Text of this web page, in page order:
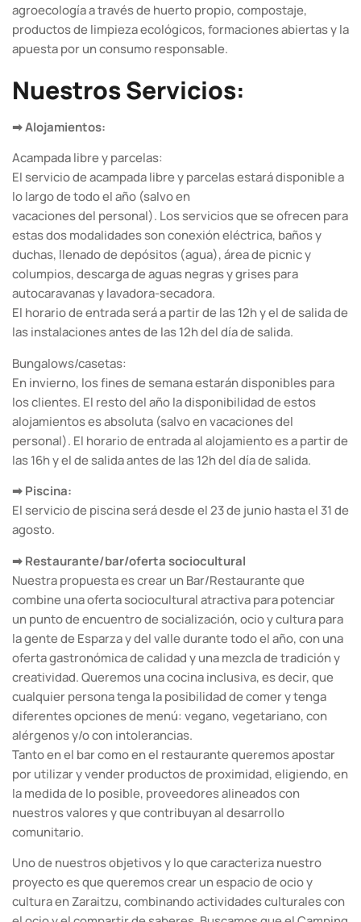
agroecología a través de huerto propio, compostaje,
productos de limpieza ecológicos, formaciones abiertas y la
apuesta por un consumo responsable.
Nuestros Servicios:
➡ Alojamientos:
Acampada libre y parcelas:
El servicio de acampada libre y parcelas estará disponible a
lo largo de todo el año (salvo en
vacaciones del personal). Los servicios que se ofrecen para
estas dos modalidades son conexión eléctrica, baños y
duchas, llenado de depósitos (agua), área de picnic y
columpios, descarga de aguas negras y grises para
autocaravanas y lavadora-secadora.
El horario de entrada será a partir de las 12h y el de salida de
las instalaciones antes de las 12h del día de salida.
Bungalows/casetas:
En invierno, los fines de semana estarán disponibles para
los clientes. El resto del año la disponibilidad de estos
alojamientos es absoluta (salvo en vacaciones del
personal). El horario de entrada al alojamiento es a partir de
las 16h y el de salida antes de las 12h del día de salida.
➡ Piscina:
El servicio de piscina será desde el 23 de junio hasta el 31 de
agosto.
➡ Restaurante/bar/oferta sociocultural
Nuestra propuesta es crear un Bar/Restaurante que
combine una oferta sociocultural atractiva para potenciar
un punto de encuentro de socialización, ocio y cultura para
la gente de Esparza y del valle durante todo el año, con una
oferta gastronómica de calidad y una mezcla de tradición y
creatividad. Queremos una cocina inclusiva, es decir, que
cualquier persona tenga la posibilidad de comer y tenga
diferentes opciones de menú: vegano, vegetariano, con
alérgenos y/o con intolerancias.
Tanto en el bar como en el restaurante queremos apostar
por utilizar y vender productos de proximidad, eligiendo, en
la medida de lo posible, proveedores alineados con
nuestros valores y que contribuyan al desarrollo
comunitario.
Uno de nuestros objetivos y lo que caracteriza nuestro
proyecto es que queremos crear un espacio de ocio y
cultura en Zaraitzu, combinando actividades culturales con